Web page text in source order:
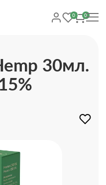
0 0
30мл.